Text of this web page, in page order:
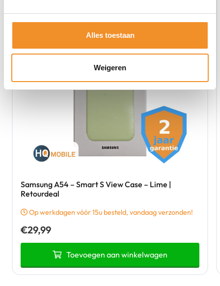
Alles toestaan
Weigeren
Samsung A54 – Smart S View Case – Lime |
Retourdeal
Op werkdagen vóór 15u besteld, vandaag verzonden!
€29,99
Toevoegen aan winkelwagen